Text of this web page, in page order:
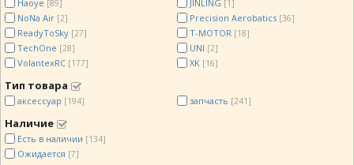
Haoye [89] JINLING [1]
NoNa Air [2] Precision Aerobatics [36]
ReadyToSky [27] T-MOTOR [18]
TechOne [28] UNI [2]
VolantexRC [177] XK [16]
Тип товара
аксессуар [194] запчасть [241]
Наличие
Есть в наличии [134]
Ожидается [7]